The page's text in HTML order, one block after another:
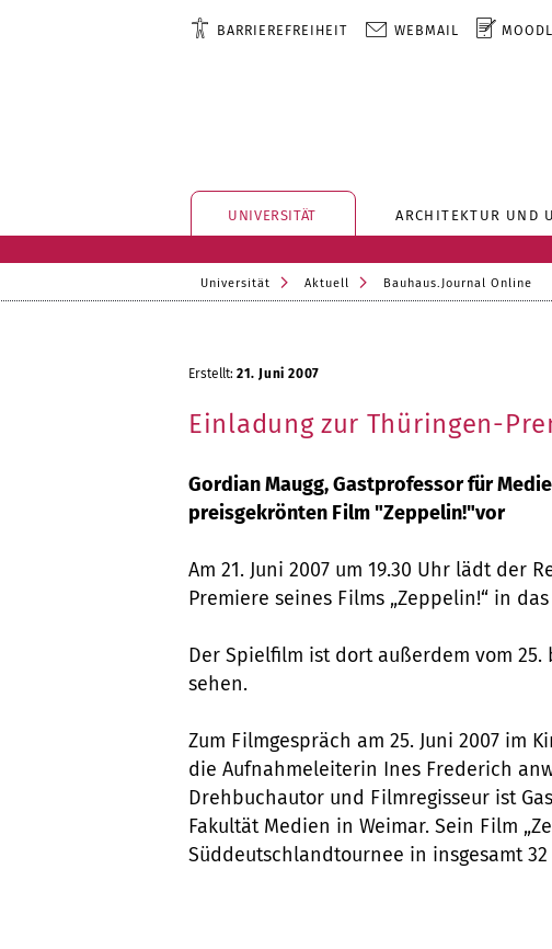
BARRIEREFREIHEIT WEBMAIL
UNIVERSITÄT ARCHITEKTUR UND
Universität Aktuell Bauhaus.Journal Online
Erstellt: 21. Juni 2007
Einladung zur Thüringen-
Gordian Maugg, Gastprofessor für
preisgekrönten Film "Zeppelin!"vor
Am 21. Juni 2007 um 19.30 Uhr lädt der
Premiere seines Films „Zeppelin!“ in
Der Spielfilm ist dort außerdem vom 25.
sehen.
Zum Filmgespräch am 25. Juni 2007 im
die Aufnahmeleiterin Ines Frederich
Drehbuchautor und Filmregisseur ist
Fakultät Medien in Weimar. Sein Film
Süddeutschlandtournee in insgesamt